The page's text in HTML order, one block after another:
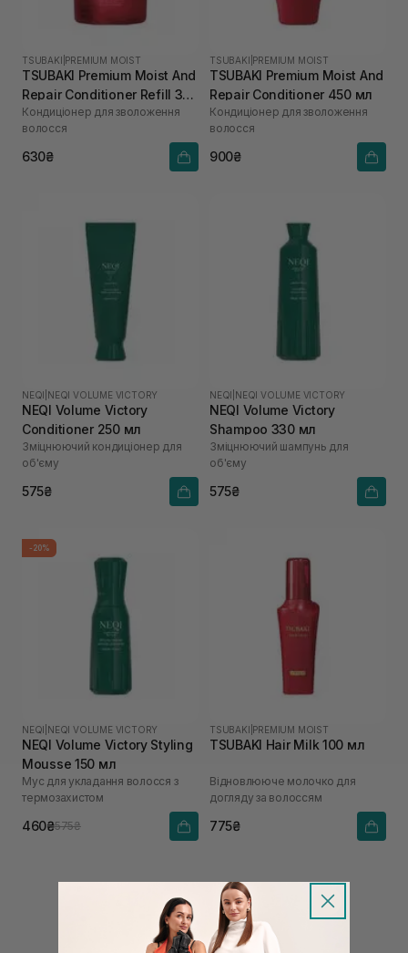
TSUBAKI PREMIUM MOIST
TSUBAKI Premium Moist And
Repair Conditioner Refill 300
мл
Кондиціонер для зволоження
волосся
630₴
TSUBAKI PREMIUM MOIST
TSUBAKI Premium Moist And
Repair Conditioner 450 мл
Кондиціонер для зволоження
волосся
900₴
NEQI NEQI VOLUME VICTORY
NEQI Volume Victory
Conditioner 250 мл
Зміцнюючий кондиціонер для
об'єму
575₴
NEQI NEQI VOLUME VICTORY
NEQI Volume Victory
Shampoo 330 мл
Зміцнюючий шампунь для
об'єму
575₴
-20%
NEQI NEQI VOLUME VICTORY
NEQI Volume Victory Styling
Mousse 150 мл
Мус для укладання волосся з
термозахистом
460₴575₴
TSUBAKI PREMIUM MOIST
TSUBAKI Hair Milk 100 мл
Відновлююче молочко для
догляду за волоссям
775₴